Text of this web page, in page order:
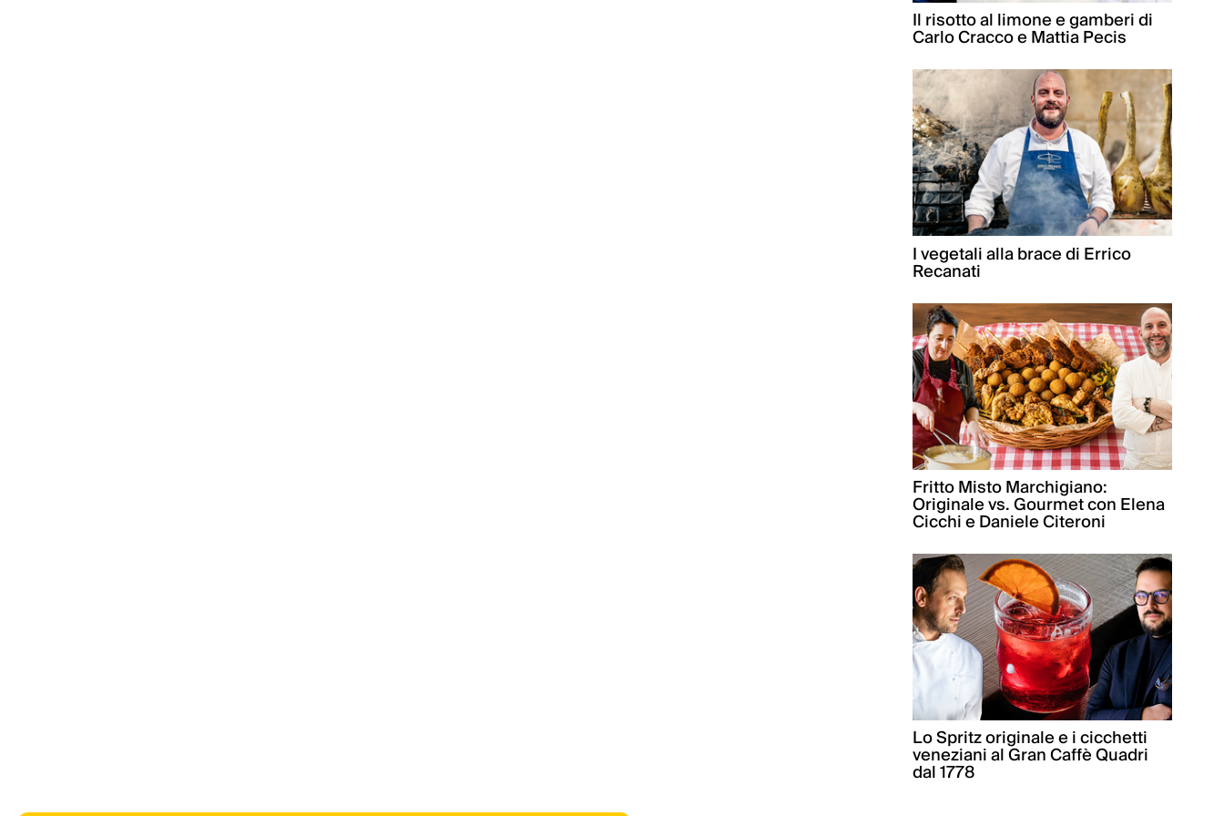
Il risotto al limone e gamberi di
Carlo Cracco e Mattia Pecis
I vegetali alla brace di Errico
Recanati
Fritto Misto Marchigiano:
Originale vs. Gourmet con Elena
Cicchi e Daniele Citeroni
Lo Spritz originale e i cicchetti
veneziani al Gran Caffè Quadri
dal 1778